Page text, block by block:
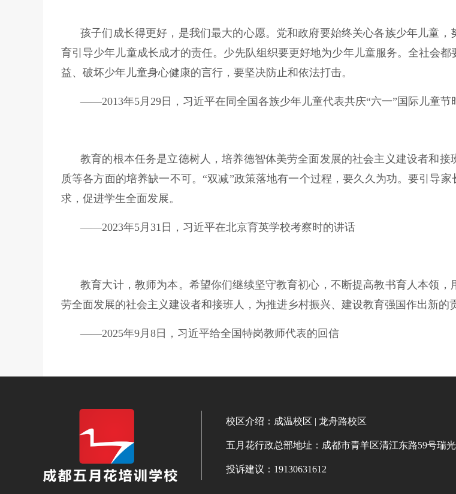
孩子们成长得更好，是我们最大的心愿。党和政府要始终关心各族少年儿童
育引导少年儿童成长成才的责任。少先队组织要更好地为少年儿童服务。全社会
益、破坏少年儿童身心健康的言行，要坚决防止和依法打击。
——2013年5月29日，习近平在同全国各族少年儿童代表共庆“六一”国际儿童节
教育的根本任务是立德树人，培养德智体美劳全面发展的社会主义建设者和
质等各方面的培养缺一不可。“双减”政策落地有一个过程，要久久为功。要引导
求，促进学生全面发展。
——2023年5月31日，习近平在北京育英学校考察时的讲话
教育大计，教师为本。希望你们继续坚守教育初心，不断提高教书育人本领
劳全面发展的社会主义建设者和接班人，为推进乡村振兴、建设教育强国作出新的
——2025年9月8日，习近平给全国特岗教师代表的回信
校区介绍： 成温校区 | 龙舟路校区
五月花行政总部地址：成都市青羊区清江东路59号瑞
投诉建议：19130631612